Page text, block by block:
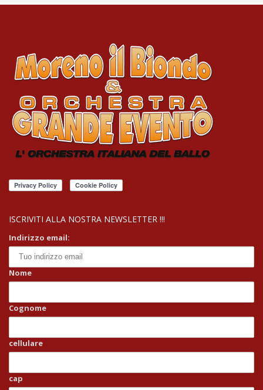
ISCRIVITI ALLA NOSTRA NEWSLETTER !!!
Indirizzo email:
Nome
Cognome
cellulare
cap